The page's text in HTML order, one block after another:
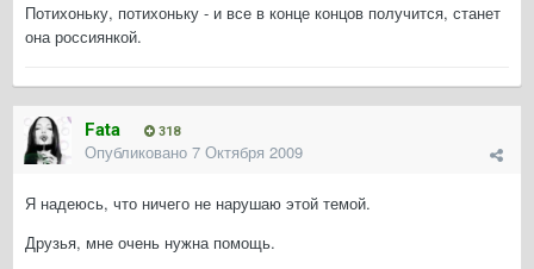
Потихоньку, потихоньку - и все в конце концов получится, станет
она россиянкой.
Fata 318
Опубликовано 7 Октября 2009
Я надеюсь, что ничего не нарушаю этой темой.
Друзья, мне очень нужна помощь.